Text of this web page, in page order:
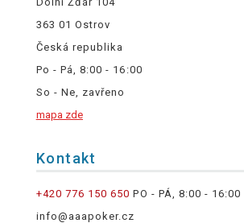
363 01 Ostrov
Česká republika
Po - Pá, 8:00 - 16:00
So - Ne, zavřeno
mapa zde
Kontakt
+420 776 150 650 PO - PÁ, 8:00 - 16:00
info@aaapoker.cz